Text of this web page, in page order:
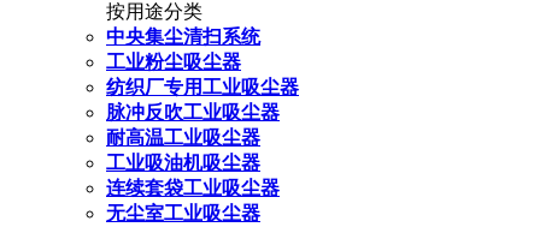
按用途分类
中央集尘清扫系统
工业粉尘吸尘器
纺织厂专用工业吸尘器
脉冲反吹工业吸尘器
耐高温工业吸尘器
工业吸油机吸尘器
连续套袋工业吸尘器
无尘室工业吸尘器